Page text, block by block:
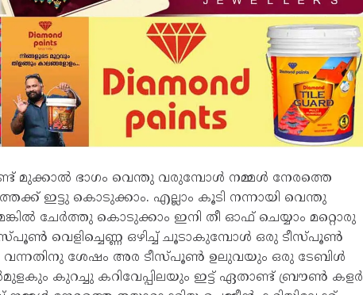
മുക്കാൽ ഭാഗം വെന്തു വരുമ്പോൾ നമ്മൾ നേരത്തെ
ഇട്ടു കൊടുക്കാം. എല്ലാം കൂടി നന്നായി വെന്തു
ചേർത്തു കൊടുക്കാം ഇനി തീ ഓഫ് ചെയ്യാം മറ്റൊരു
സ്പൂൺ വെളിച്ചെണ്ണ ഒഴിച്ച് ചൂടാകുമ്പോൾ ഒരു ടീസ്പൂൺ
വന്നതിനു ശേഷം അര ടീസ്പൂൺ ഉലുവയും ഒരു ടേബിൾ
കുറച്ചു കറിവേപ്പിലയും ഇട്ട് ഏതാണ്ട് ബ്രൗൺ കളർ